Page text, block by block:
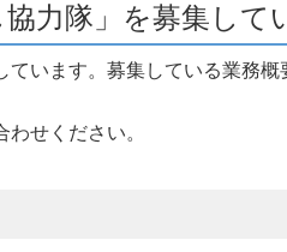
力隊」を募集して
います。募集している業務
せください。